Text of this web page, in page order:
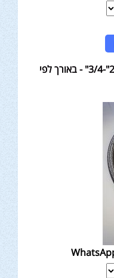
צינור גז נירוסטה פלב"ם בקטרים 2"-3/4" - באורך לפי